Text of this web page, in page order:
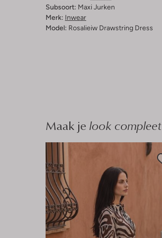
Subsoort: Maxi Jurken
Merk: Inwear
Model: Rosalieiw Drawstring Dress
Maak je look compleet